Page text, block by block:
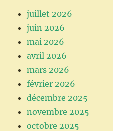
juillet 2026
juin 2026
mai 2026
avril 2026
mars 2026
février 2026
décembre 2025
novembre 2025
octobre 2025